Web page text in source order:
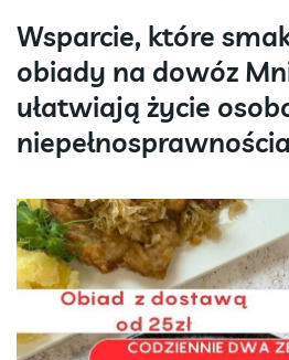
Wsparcie, które
obiady na dowóz
ułatwiają życie